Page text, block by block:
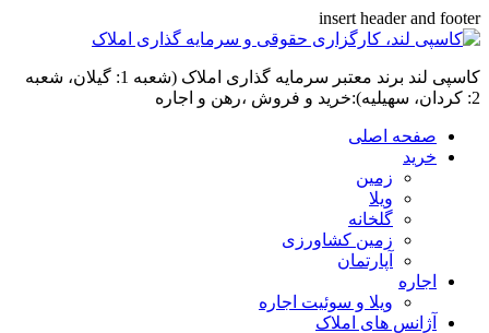
insert header and footer
کاسپی لند برند معتبر سرمایه گذاری املاک (شعبه 1: گیلان، شعبه
2: کردان، سهیلیه):خرید و فروش ،رهن و اجاره
صفحه اصلی
خرید
زمین
ویلا
گلخانه
زمین کشاورزی
آپارتمان
اجاره
ویلا و سوئیت اجاره
آژانس های املاک